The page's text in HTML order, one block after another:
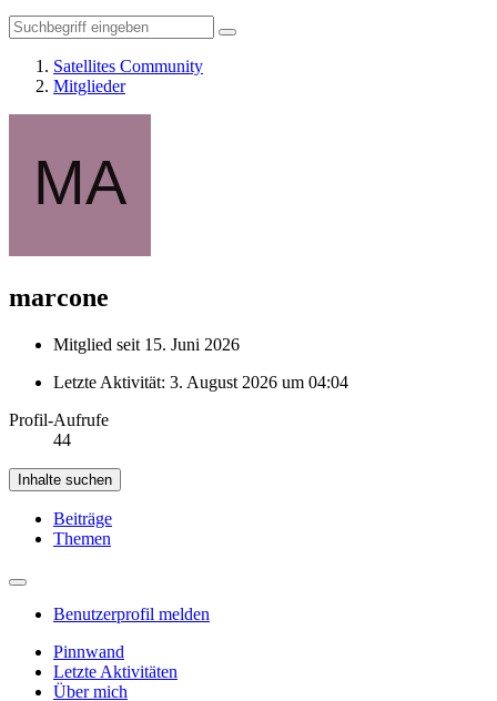
Satellites Community
Mitglieder
marcone
Mitglied seit 15. Juni 2026
Letzte Aktivität: 3. August 2026 um 04:04
Profil-Aufrufe
44
Inhalte suchen
Beiträge
Themen
Benutzerprofil melden
Pinnwand
Letzte Aktivitäten
Über mich